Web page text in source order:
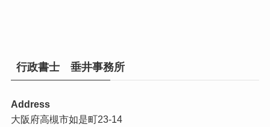
行政書士 垂井事務所
Address
大阪府高槻市如是町23-14